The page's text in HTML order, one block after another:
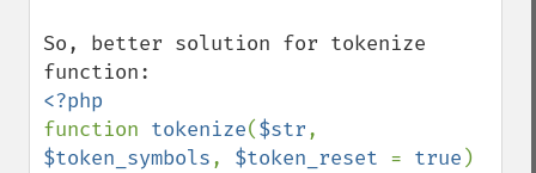
So, better solution for tokenize
function tokenize($str
$token_symbols, $token_reset = true )